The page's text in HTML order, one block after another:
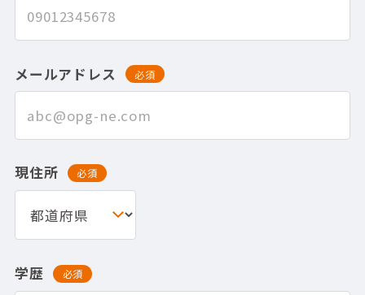
メールアドレス 必須
現住所 必須
学歴 必須